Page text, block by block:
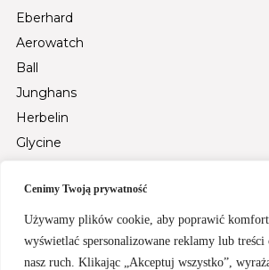
Cenimy Twoją prywatność
Używamy plików cookie, aby poprawić komfort
wyświetlać spersonalizowane reklamy lub treści
nasz ruch. Klikając „Akceptuj wszystko”,
Eberhard
Aerowatch
Ball
Junghans
Herbelin
Glycine
Tsar Bomba
Fiyta
Santa Barbara Polo & Racquet Club